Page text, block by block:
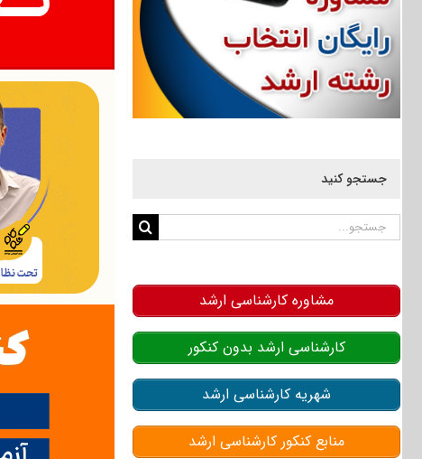
جستجو کنید
جستجو
مشاوره کارشناسی ارشد
کارشناسی ارشد بدون کنکور
شهریه کارشناسی ارشد
منابع کنکور کارشناسی ارشد